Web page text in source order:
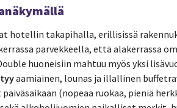
hotellin takapihalla, erillisissä
parvekkeella, että alakerrassa
huoneisiin mahtuu myös yksi
aamiainen, lounas ja illallinen
(nopeaa ruokaa, pieniä